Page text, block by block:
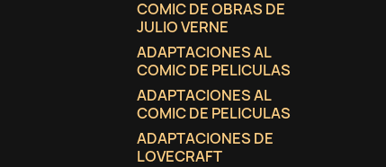
COMIC DE OBRAS DE
JULIO VERNE
ADAPTACIONES AL
COMIC DE PELICULAS
ADAPTACIONES AL
COMIC DE PELICULAS
ADAPTACIONES DE
LOVECRAFT